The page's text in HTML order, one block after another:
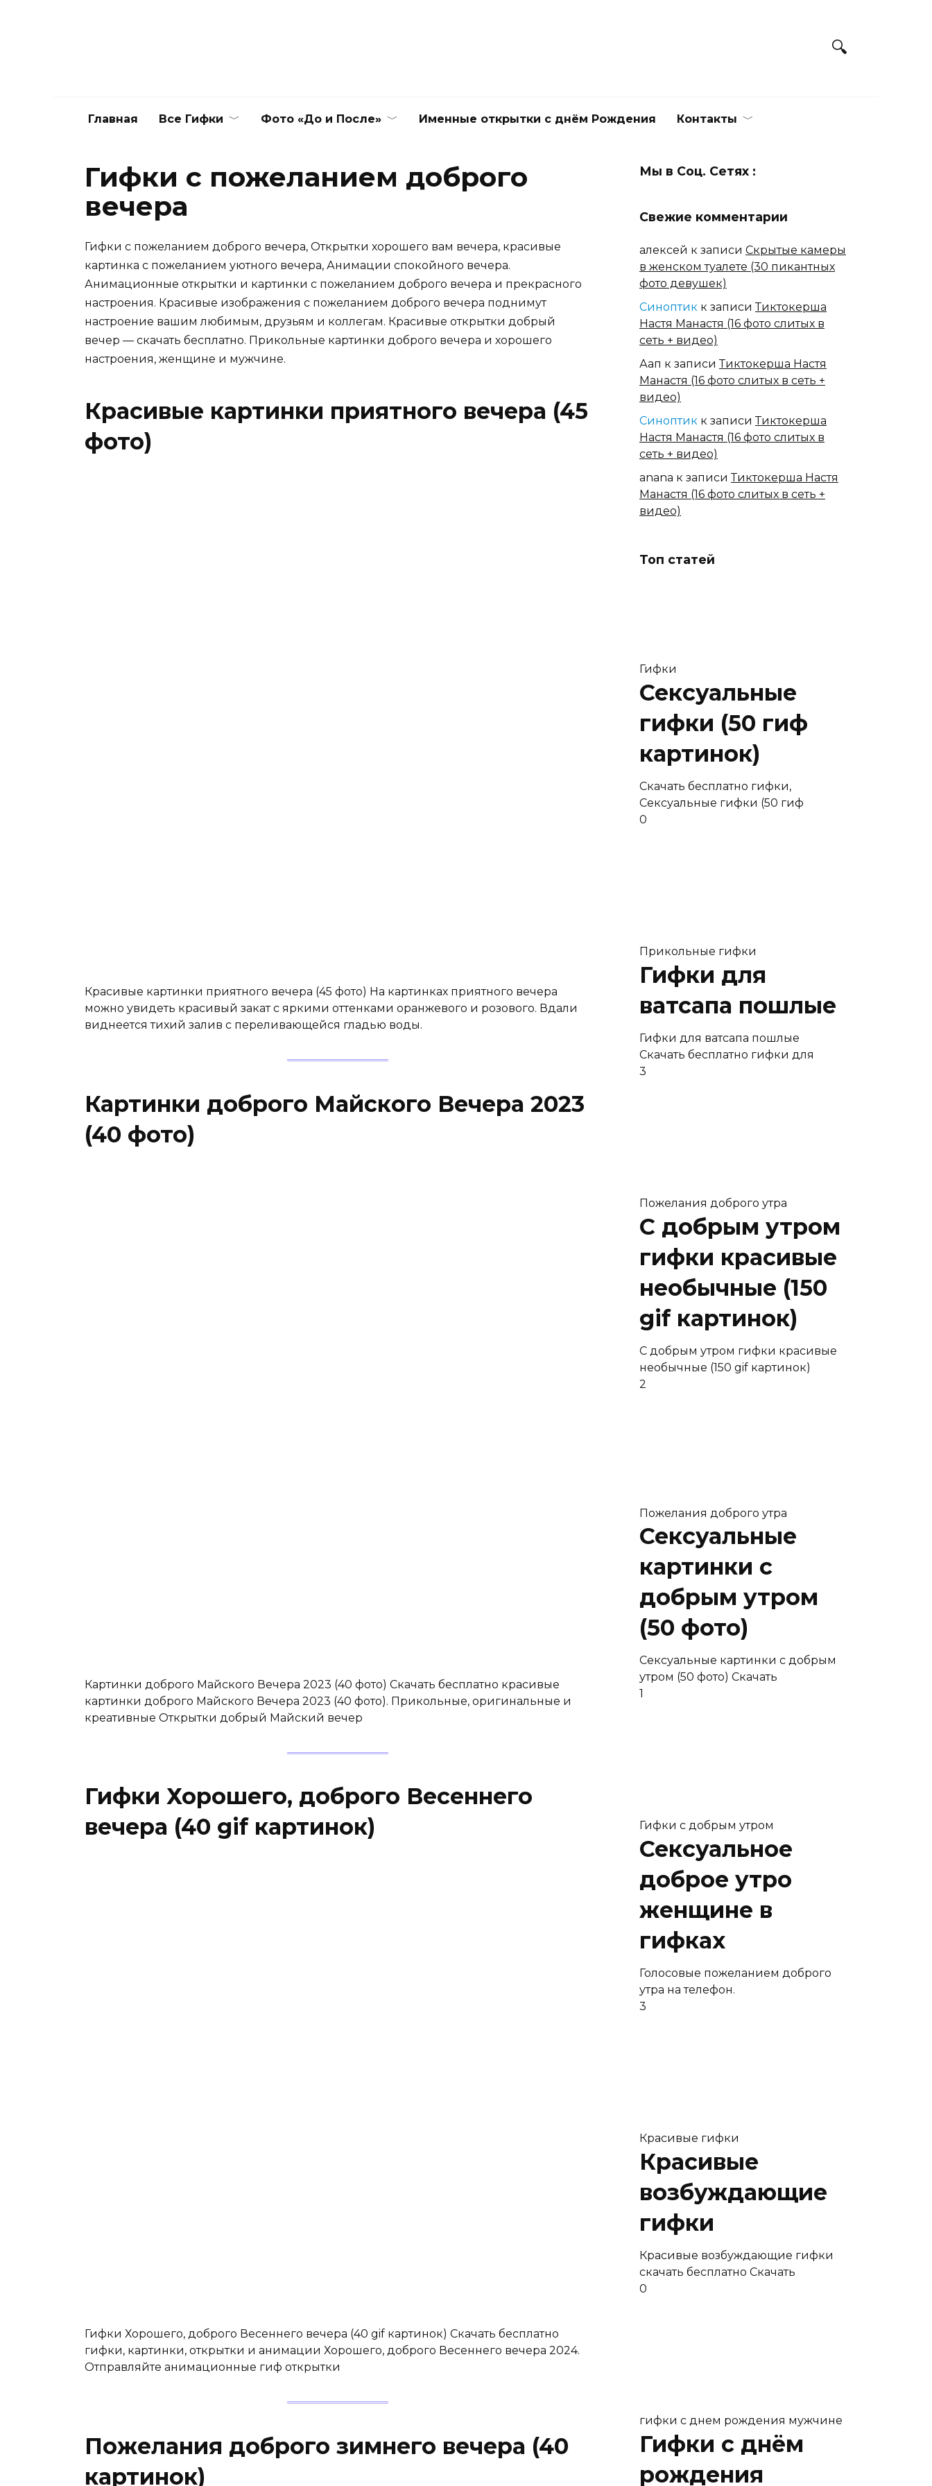
Главная Все Гифки Фото «До и После» Именные открытки с днём Рождения Контакты
Гифки с пожеланием доброго
вечера
Гифки с пожеланием доброго вечера, Открытки хорошего вам вечера, красивые
картинка с пожеланием уютного вечера, Анимации спокойного вечера.
Анимационные открытки и картинки с пожеланием доброго вечера и прекрасного
настроения. Красивые изображения с пожеланием доброго вечера поднимут
настроение вашим любимым, друзьям и коллегам. Красивые открытки добрый
вечер — скачать бесплатно. Прикольные картинки доброго вечера и хорошего
настроения, женщине и мужчине.
Красивые картинки приятного вечера (45
фото)
Красивые картинки приятного вечера (45 фото) На картинках приятного вечера
можно увидеть красивый закат с яркими оттенками оранжевого и розового. Вдали
виднеется тихий залив с переливающейся гладью воды.
Картинки доброго Майского Вечера 2023
(40 фото)
Картинки доброго Майского Вечера 2023 (40 фото) Скачать бесплатно красивые
картинки доброго Майского Вечера 2023 (40 фото). Прикольные, оригинальные и
креативные Открытки добрый Майский вечер
Гифки Хорошего, доброго Весеннего
вечера (40 gif картинок)
Гифки Хорошего, доброго Весеннего вечера (40 gif картинок) Скачать бесплатно
гифки, картинки, открытки и анимации Хорошего, доброго Весеннего вечера 2024.
Отправляйте анимационные гиф открытки
Пожелания доброго зимнего вечера (40
картинок)
Мы в Соц. Сетях :
Свежие комментарии
алексей к записи Скрытые камеры
в женском туалете (30 пикантных
фото девушек)
Синоптик к записиТиктокерша
Настя Манастя (16 фото слитых в
сеть + видео)
Аап к записиТиктокерша Настя
Манастя (16 фото слитых в сеть +
видео)
Синоптик к записиТиктокерша
Настя Манастя (16 фото слитых в
сеть + видео)
anana к записиТиктокерша Настя
Манастя (16 фото слитых в сеть +
видео)
Топ статей
Гифки
Сексуальные
гифки (50 гиф
картинок)
Скачать бесплатно гифки,
Сексуальные гифки (50 гиф
0
Прикольные гифки
Гифки для
ватсапа пошлые
Гифки для ватсапа пошлые
Скачать бесплатно гифки для
3
Пожелания доброго утра
C добрым утром
гифки красивые
необычные (150
gif картинок)
C добрым утром гифки красивые
необычные (150 gif картинок)
2
Пожелания доброго утра
Сексуальные
картинки с
добрым утром
(50 фото)
Сексуальные картинки с добрым
утром (50 фото) Скачать
1
Гифки с добрым утром
Сексуальное
доброе утро
женщине в
гифках
Голосовые пожеланием доброго
утра на телефон.
3
Красивые гифки
Красивые
возбуждающие
гифки
Красивые возбуждающие гифки
скачать бесплатно Скачать
0
гифки с днем рождения мужчине
Гифки с днём
рождения